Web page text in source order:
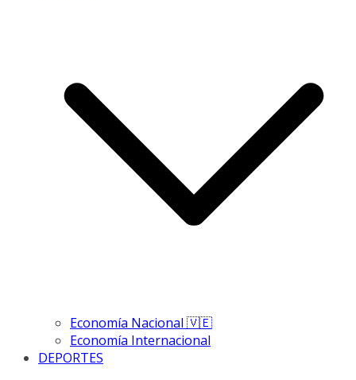
Economía Nacional 🇻🇪
Economía Internacional
DEPORTES